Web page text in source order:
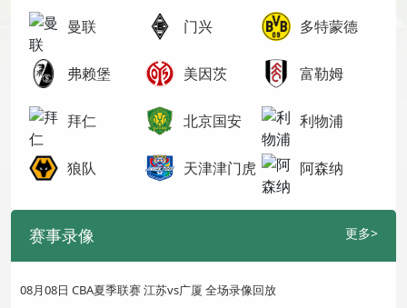
曼联 门兴 多特蒙德
弗赖堡 美因茨 富勒姆
拜仁 北京国安 利物浦
狼队 天津津门虎 阿森纳
赛事录像 更多>
08月08日 CBA夏季联赛 江苏vs广厦 全场录像回放